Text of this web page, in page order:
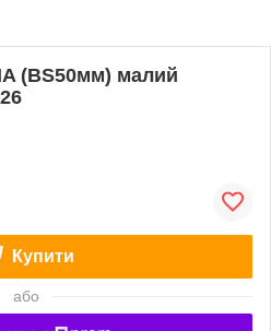
(BS50мм) малий
Купити
або